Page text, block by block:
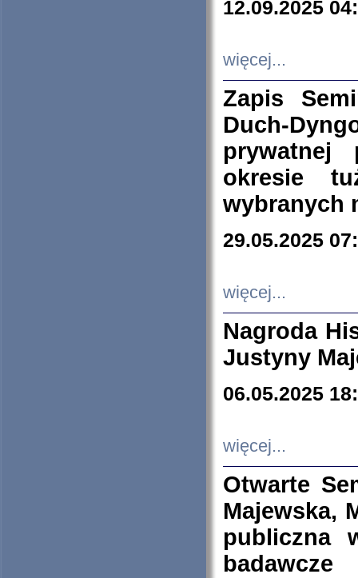
12.09.2025
więcej...
Zapis
Duch-
prywatnej
okresie
wybranych
29.05.2025
więcej...
Nagroda
Justyny
06.05.2025
więcej...
Otwarte
Majewska,
publiczna
badawcze